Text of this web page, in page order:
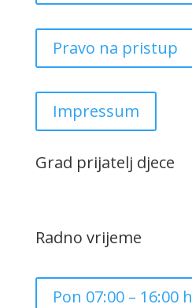
Pravo na pristup
Impressum
Grad prijatelj djece
Radno vrijeme
Pon 07:00 – 16:00 h